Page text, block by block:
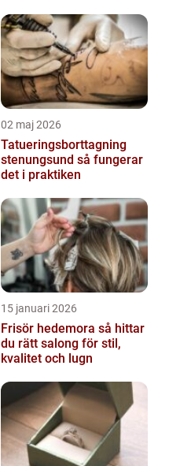
02 maj 2026
Tatueringsborttagning
stenungsund så fungerar
det i praktiken
15 januari 2026
Frisör hedemora så hittar
du rätt salong för stil,
kvalitet och lugn